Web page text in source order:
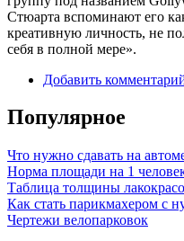
Стюарта вспоминают его
креативную личность, не
себя в полной мере».
Добавить
Популярное
Что нужно сдавать на
Норма площади на 1
Таблица толщины
Как стать парикмахером с
Чертежи велопарковок